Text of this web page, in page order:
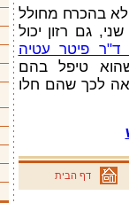
לא בהכרח מחולל
גם רזון יכול
ד"ר פיטר עטיה
טיפל בהם
לכך שהם חלו
דף הבית